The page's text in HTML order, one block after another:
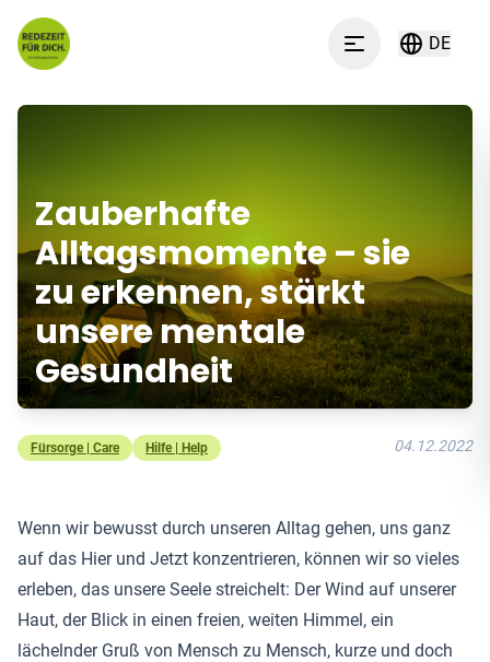
Menu
DE
Zauberhafte
Alltagsmomente – sie
zu erkennen, stärkt
unsere mentale
Gesundheit
Fürsorge | Care Hilfe | Help 04.12.2022
Wenn wir bewusst durch unseren Alltag gehen, uns ganz
auf das Hier und Jetzt konzentrieren, können wir so vieles
erleben, das unsere Seele streichelt: Der Wind auf unserer
Haut, der Blick in einen freien, weiten Himmel, ein
lächelnder Gruß von Mensch zu Mensch, kurze und doch